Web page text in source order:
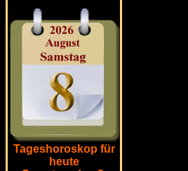
Tageshoroskop für
heute